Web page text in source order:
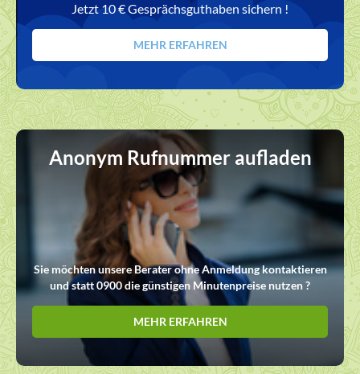
Jetzt 10 € Gesprächsguthaben sichern !
MEHR ERFAHREN
Anonym Rufnummer aufladen
Sie möchten unsere Berater ohne Anmeldung kontaktieren
und statt 0900 die günstigen Minutenpreise nutzen ?
MEHR ERFAHREN